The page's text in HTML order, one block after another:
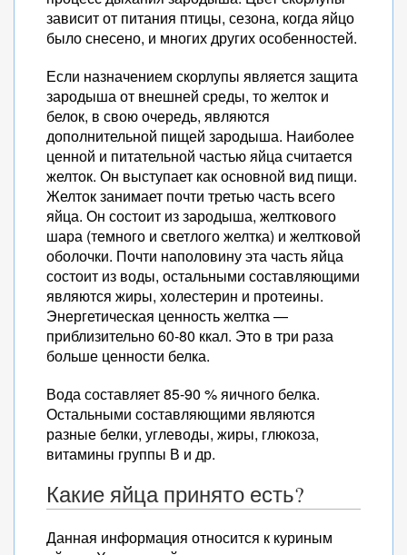
зависит от питания птицы, сезона, когда яйцо
было снесено, и многих других особенностей.
Если назначением скорлупы является защита
зародыша от внешней среды, то желток и
белок, в свою очередь, являются
дополнительной пищей зародыша. Наиболее
ценной и питательной частью яйца считается
желток. Он выступает как основной вид пищи.
Желток занимает почти третью часть всего
яйца. Он состоит из зародыша, желткового
шара (темного и светлого желтка) и желтковой
оболочки. Почти наполовину эта часть яйца
состоит из воды, остальными составляющими
являются жиры, холестерин и протеины.
Энергетическая ценность желтка —
приблизительно 60-80 ккал. Это в три раза
больше ценности белка.
Вода составляет 85-90 % яичного белка.
Остальными составляющими являются
разные белки, углеводы, жиры, глюкоза,
витамины группы В и др.
Какие яйца принято есть?
Данная информация относится к куриным